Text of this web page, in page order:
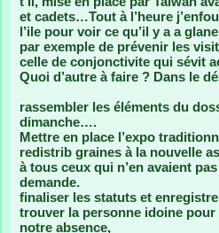
et cadets…Tout à l’heure
l’ile pour voir ce qu’il y a a
par exemple de prévenir les
celle de conjonctivite qui sévit
Quoi d’autre à faire ? Dans le
rassembler les éléments du
dimanche….
Mettre en place l’expo
redistrib graines à la nouvelle
à tous ceux qui n’en avaient
demande.
finaliser les statuts et
trouver la personne idoine pour
notre absence,